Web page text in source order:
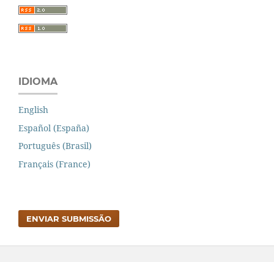
IDIOMA
English
Español (España)
Português (Brasil)
Français (France)
ENVIAR SUBMISSÃO